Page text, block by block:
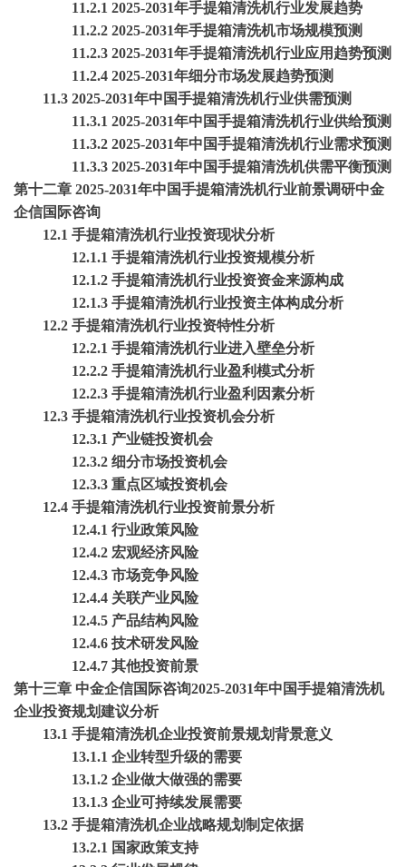
11.2.1 2025-2031年手提箱清洗机行业发展趋势
11.2.2 2025-2031年手提箱清洗机市场规模预测
11.2.3 2025-2031年手提箱清洗机行业应用趋势预测
11.2.4 2025-2031年细分市场发展趋势预测
11.3 2025-2031年中国手提箱清洗机行业供需预测
11.3.1 2025-2031年中国手提箱清洗机行业供给预测
11.3.2 2025-2031年中国手提箱清洗机行业需求预测
11.3.3 2025-2031年中国手提箱清洗机供需平衡预测
第十二章 2025-2031年中国手提箱清洗机行业前景调研中金
企信国际咨询
12.1 手提箱清洗机行业投资现状分析
12.1.1 手提箱清洗机行业投资规模分析
12.1.2 手提箱清洗机行业投资资金来源构成
12.1.3 手提箱清洗机行业投资主体构成分析
12.2 手提箱清洗机行业投资特性分析
12.2.1 手提箱清洗机行业进入壁垒分析
12.2.2 手提箱清洗机行业盈利模式分析
12.2.3 手提箱清洗机行业盈利因素分析
12.3 手提箱清洗机行业投资机会分析
12.3.1 产业链投资机会
12.3.2 细分市场投资机会
12.3.3 重点区域投资机会
12.4 手提箱清洗机行业投资前景分析
12.4.1 行业政策风险
12.4.2 宏观经济风险
12.4.3 市场竞争风险
12.4.4 关联产业风险
12.4.5 产品结构风险
12.4.6 技术研发风险
12.4.7 其他投资前景
第十三章 中金企信国际咨询2025-2031年中国手提箱清洗机
企业投资规划建议分析
13.1 手提箱清洗机企业投资前景规划背景意义
13.1.1 企业转型升级的需要
13.1.2 企业做大做强的需要
13.1.3 企业可持续发展需要
13.2 手提箱清洗机企业战略规划制定依据
13.2.1 国家政策支持